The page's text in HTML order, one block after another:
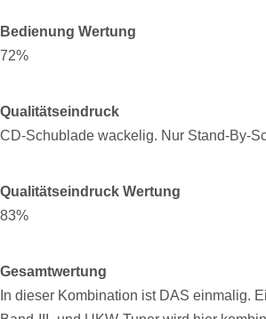
Bedienung Wertung
72%
Qualitätseindruck
CD-Schublade wackelig. Nur Stand-By-
Qualitätseindruck Wertung
83%
Gesamtwertung
In dieser Kombination ist DAS einmalig.